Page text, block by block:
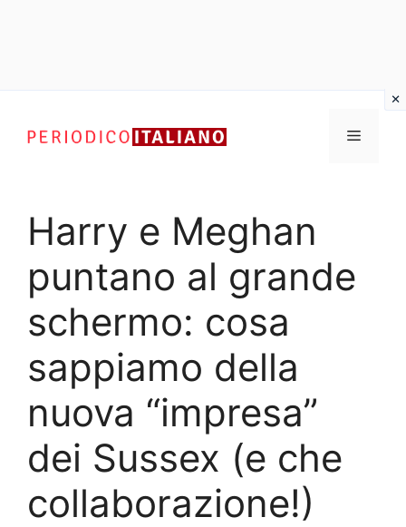
contenuto
Menu
Harry e Meghan
puntano al grande
schermo: cosa
sappiamo della
nuova “impresa”
dei Sussex (e che
collaborazione!)